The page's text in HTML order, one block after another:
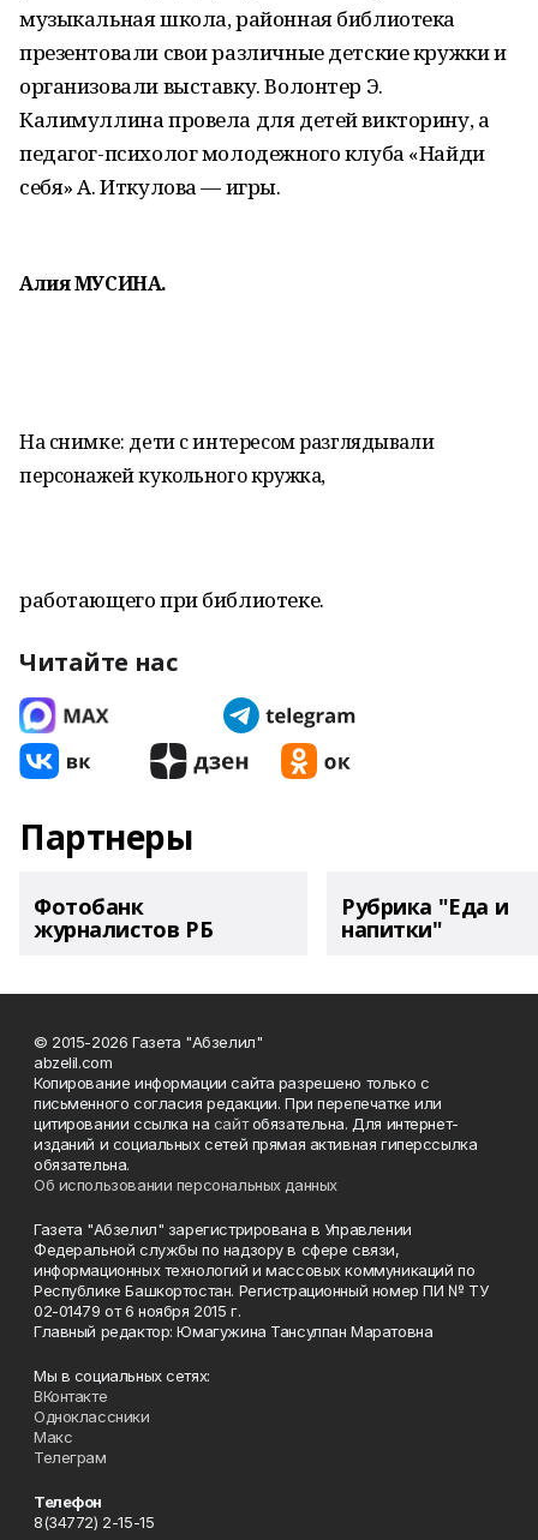
музыкальная школа, районная библиотека
презентовали свои различные детские кружки и
организовали выставку. Волонтер Э.
Калимуллина провела для детей викторину, а
педагог-психолог молодежного клуба «Найди
себя» А. Иткулова — игры.
Алия МУСИНА.
На снимке: дети с интересом разглядывали
персонажей кукольного кружка,
работающего при библиотеке.
Читайте нас
Партнеры
Фотобанк
журналистов РБ
Рубрика "Еда и
напитки"
© 2015-2026 Газета "Абзелил"
abzelil.com
Копирование информации сайта разрешено только с
письменного согласия редакции. При перепечатке или
цитировании ссылка на сайтобязательна. Для интернет-
изданий и социальных сетей прямая активная гиперссылка
обязательна.
Об использовании персональных данных
Газета "Абзелил" зарегистрирована в Управлении
Федеральной службы по надзору в сфере связи,
информационных технологий и массовых коммуникаций по
Республике Башкортостан. Регистрационный номер ПИ № ТУ
02-01479 от 6 ноября 2015 г.
Главный редактор: Юмагужина Тансулпан Маратовна
Мы в социальных сетях:
ВКонтакте
Одноклассники
Макс
Телеграм
Телефон
8(34772) 2-15-15